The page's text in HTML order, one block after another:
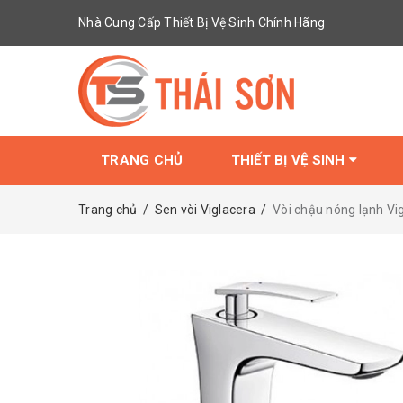
Nhà Cung Cấp Thiết Bị Vệ Sinh Chính Hãng
TRANG CHỦ THIẾT BỊ VỆ SINH
Trang chủ / Sen vòi Viglacera / Vòi chậu nóng lạnh